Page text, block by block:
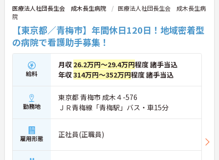
医療法人社団長生会 成木長生病院
医療法人社団長生会 成木長生病
院
【東京都／青梅市】年間休日120日！地域密着型
の病院で看護助手募集！
給料
月収 26.2万円～29.4万円程度 諸手当込
年収314万円～352万円程度 諸手当込
勤務地
東京都 青梅市 成木４-576
ＪＲ青梅線「青梅駅」バス・車15分
雇用形態 正社員(正職員)